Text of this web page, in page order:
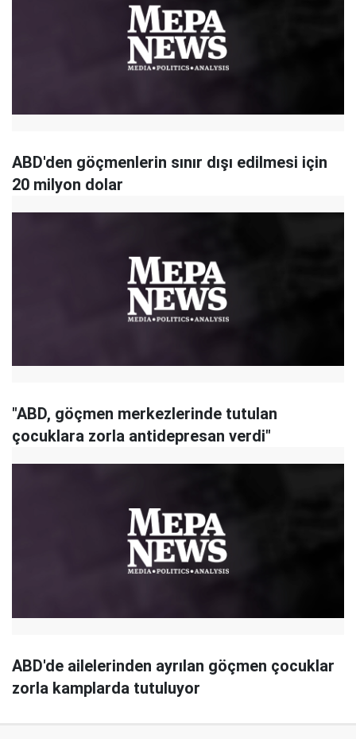
ABD'den göçmenlerin sınır dışı edilmesi için
20 milyon dolar
"ABD, göçmen merkezlerinde tutulan
çocuklara zorla antidepresan verdi"
ABD'de ailelerinden ayrılan göçmen çocuklar
zorla kamplarda tutuluyor